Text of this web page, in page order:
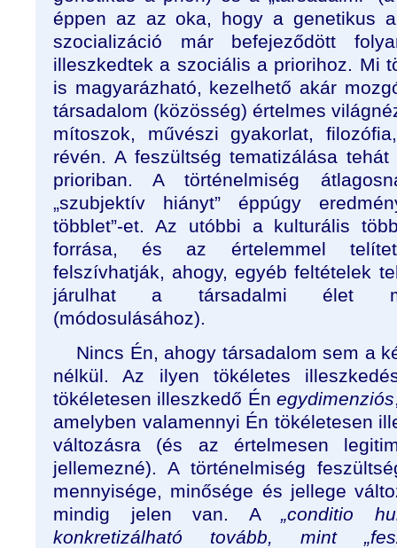
éppen az az oka, hogy a genetikus
szocializáció már befejeződött
illeszkedtek a szociális a priorihoz. Mi
is magyarázható, kezelhető akár
társadalom (közösség) értelmes
mítoszok, művészi gyakorlat,
révén. A feszültség tematizálása
prioriban. A történelmiség
„szubjektív hiányt” éppúgy
többlet”-et. Az utóbbi a kulturális
forrása, és az értelemmel
felszívhatják, ahogy, egyéb feltételek
járulhat a társadalmi élet
(módosulásához).
Nincs Én, ahogy társadalom sem a
nélkül. Az ilyen tökéletes
tökéletesen illeszkedő Énegydimenziós
amelyben valamennyi Én tökéletesen
változásra (és az értelmesen
jellemezné). A történelmiség
mennyisége, minősége és jellege
mindig jelen van. A „conditio
konkretizálható tovább, mint